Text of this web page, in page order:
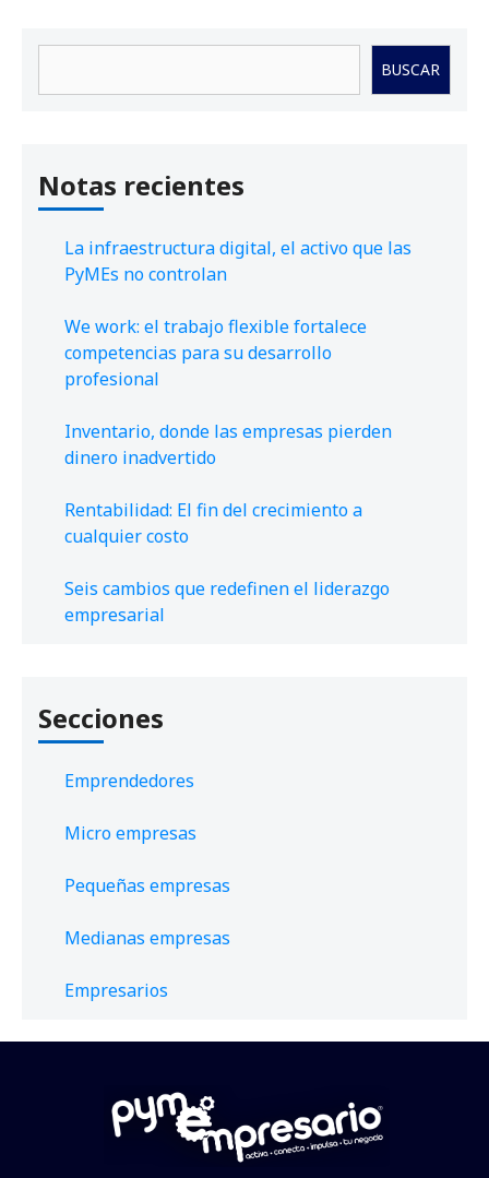
BUSCAR
Notas recientes
La infraestructura digital, el activo que las
PyMEs no controlan
We work: el trabajo flexible fortalece
competencias para su desarrollo
profesional
Inventario, donde las empresas pierden
dinero inadvertido
Rentabilidad: El fin del crecimiento a
cualquier costo
Seis cambios que redefinen el liderazgo
empresarial
Secciones
Emprendedores
Micro empresas
Pequeñas empresas
Medianas empresas
Empresarios